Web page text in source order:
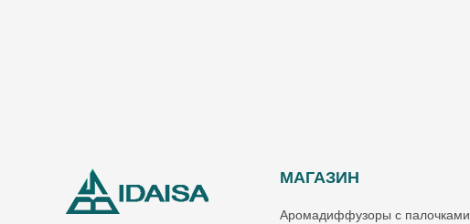
МАГАЗИН
Аромадиффузоры с палочками